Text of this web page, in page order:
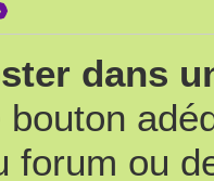
dans
forum ou